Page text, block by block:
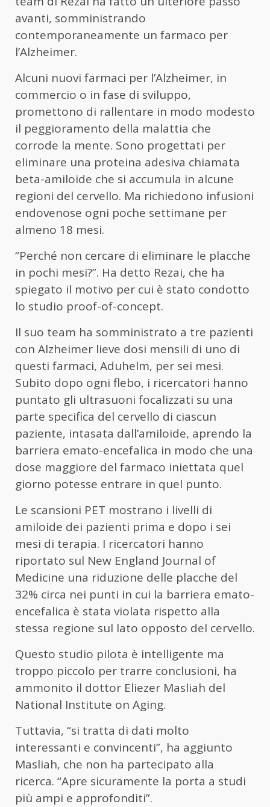
avanti, somministrando
contemporaneamente un farmaco per
l’Alzheimer.
Alcuni nuovi farmaci per l’Alzheimer, in
commercio o in fase di sviluppo,
promettono di rallentare in modo modesto
il peggioramento della malattia che
corrode la mente. Sono progettati per
eliminare una proteina adesiva chiamata
beta-amiloide che si accumula in alcune
regioni del cervello. Ma richiedono infusioni
endovenose ogni poche settimane per
almeno 18 mesi.
“Perché non cercare di eliminare le placche
in pochi mesi?”. Ha detto Rezai, che ha
spiegato il motivo per cui è stato condotto
lo studio proof-of-concept.
Il suo team ha somministrato a tre pazienti
con Alzheimer lieve dosi mensili di uno di
questi farmaci, Aduhelm, per sei mesi.
Subito dopo ogni flebo, i ricercatori hanno
puntato gli ultrasuoni focalizzati su una
parte specifica del cervello di ciascun
paziente, intasata dall’amiloide, aprendo la
barriera emato-encefalica in modo che una
dose maggiore del farmaco iniettata quel
giorno potesse entrare in quel punto.
Le scansioni PET mostrano i livelli di
amiloide dei pazienti prima e dopo i sei
mesi di terapia. I ricercatori hanno
riportato sul New England Journal of
Medicine una riduzione delle placche del
32% circa nei punti in cui la barriera emato-
encefalica è stata violata rispetto alla
stessa regione sul lato opposto del cervello.
Questo studio pilota è intelligente ma
troppo piccolo per trarre conclusioni, ha
ammonito il dottor Eliezer Masliah del
National Institute on Aging.
Tuttavia, “si tratta di dati molto
interessanti e convincenti”, ha aggiunto
Masliah, che non ha partecipato alla
ricerca. “Apre sicuramente la porta a studi
più ampi e approfonditi”.